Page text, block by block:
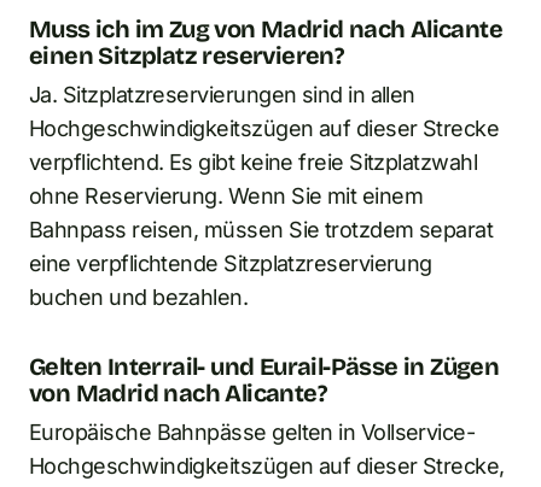
Muss ich im Zug von Madrid nach Alicante
einen Sitzplatz reservieren?
Ja. Sitzplatzreservierungen sind in allen
Hochgeschwindigkeitszügen auf dieser Strecke
verpflichtend. Es gibt keine freie Sitzplatzwahl
ohne Reservierung. Wenn Sie mit einem
Bahnpass reisen, müssen Sie trotzdem separat
eine verpflichtende Sitzplatzreservierung
buchen und bezahlen.
Gelten Interrail- und Eurail-Pässe in Zügen
von Madrid nach Alicante?
Europäische Bahnpässe gelten in Vollservice-
Hochgeschwindigkeitszügen auf dieser Strecke,